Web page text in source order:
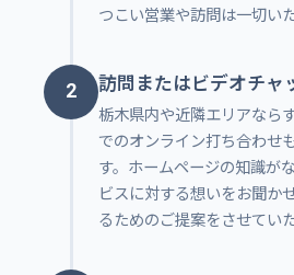
つこい営業や訪問は一切い
2 訪問またはビデオチャ
栃木県内や近隣エリアなら
でのオンライン打ち合わせ
す。ホームページの知識が
ビスに対する想いをお聞か
るためのご提案をさせてい